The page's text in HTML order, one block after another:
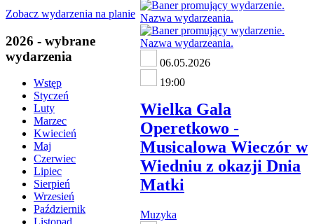
Zobacz wydarzenia na planie
2026 - wybrane
wydarzenia
Wstęp
Styczeń
Luty
Marzec
Kwiecień
Maj
Czerwiec
Lipiec
Sierpień
Wrzesień
Październik
06.05.2026
19:00
Wielka Gala
Operetkowo -
Musicalowa Wieczór w
Wiedniu z okazji Dnia
Matki
Muzyka